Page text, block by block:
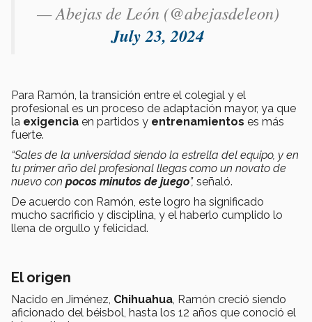
— Abejas de León (@abejasdeleon)
July 23, 2024
Para Ramón, la transición entre el colegial y el
profesional es un proceso de adaptación mayor, ya que
la exigencia en partidos y entrenamientos es más
fuerte.
“Sales de la universidad siendo la estrella del equipo, y en
tu primer año del profesional llegas como un novato de
nuevo con pocos minutos de juego”, señaló.
De acuerdo con Ramón, este logro ha significado
mucho sacrificio y disciplina, y el haberlo cumplido lo
llena de orgullo y felicidad.
El origen
Nacido en Jiménez, Chihuahua , Ramón creció siendo
aficionado del béisbol, hasta los 12 años que conoció el